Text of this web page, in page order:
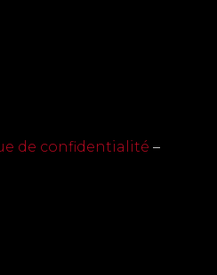
de confidentialité –